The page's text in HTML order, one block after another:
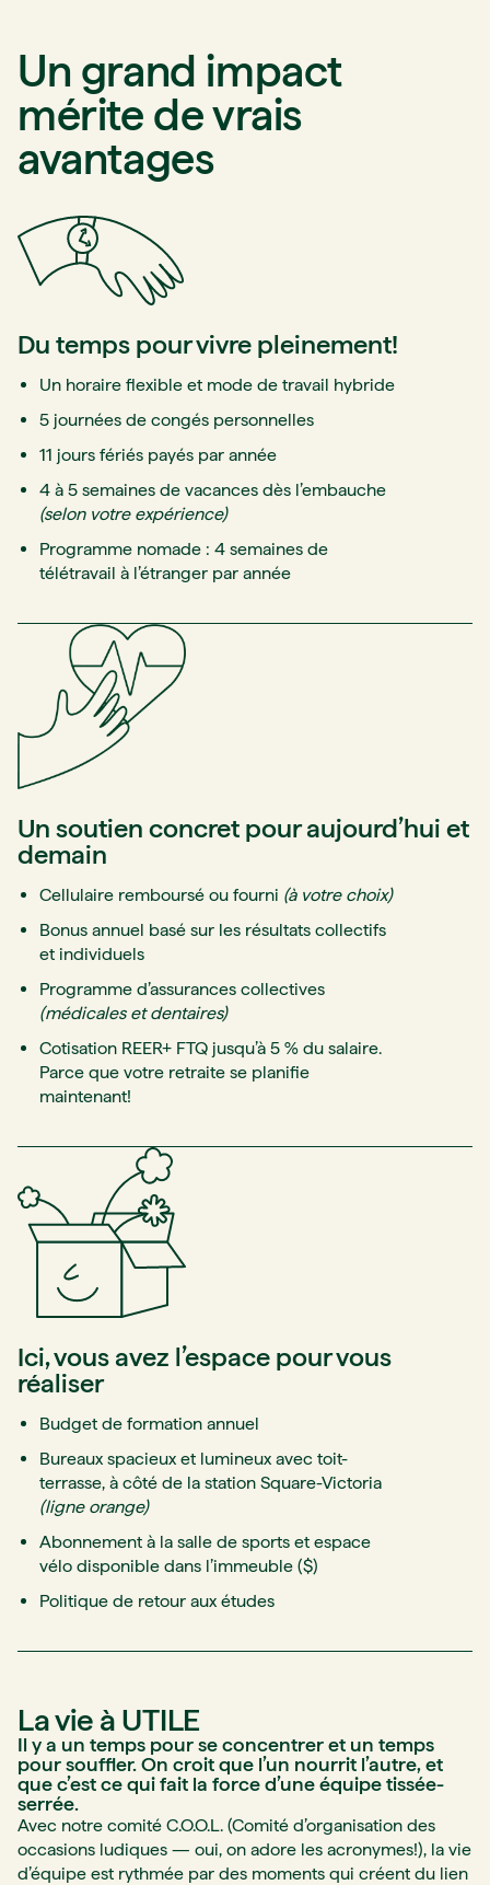
Un grand impact
mérite de vrais
avantages
Du temps pour vivre pleinement!
Un horaire flexible et mode de travail hybride
5 journées de congés personnelles
11 jours fériés payés par année
4 à 5 semaines de vacances dès l’embauche
(selon votre expérience)
Programme nomade : 4 semaines de
télétravail à l’étranger par année
Un soutien concret pour aujourd’hui et
demain
Cellulaire remboursé ou fourni (à votre choix)
Bonus annuel basé sur les résultats collectifs
et individuels
Programme d’assurances collectives
(médicales et dentaires)
Cotisation REER+ FTQ jusqu’à 5 % du salaire.
Parce que votre retraite se planifie
maintenant!
Ici, vous avez l’espace pour vous
réaliser
Budget de formation annuel
Bureaux spacieux et lumineux avec toit-
terrasse, à côté de la station Square-Victoria
(ligne orange)
Abonnement à la salle de sports et espace
vélo disponible dans l’immeuble ($)
Politique de retour aux études
La vie à UTILE
Il y a un temps pour se concentrer et un temps
pour souffler. On croit que l’un nourrit l’autre, et
que c’est ce qui fait la force d’une équipe tissée-
serrée.
Avec notre comité C.O.O.L. (Comité d’organisation des
occasions ludiques — oui, on adore les acronymes!), la vie
d’équipe est rythmée par des moments qui créent du lien